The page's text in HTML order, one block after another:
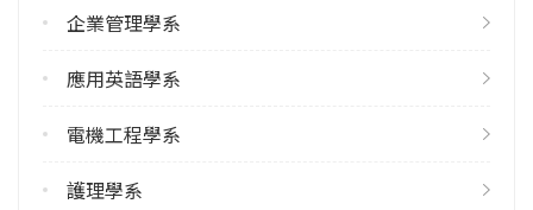
1
學系電話
企業管理學系
應用英語學系
電機工程學系
護理學系